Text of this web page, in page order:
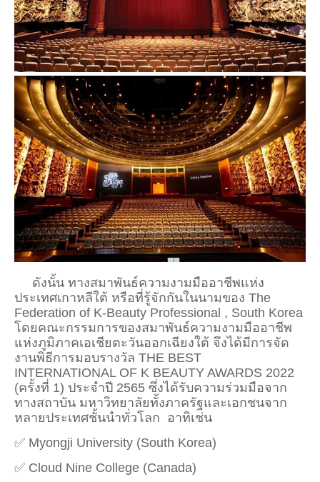
ดังนั้น ทางสมาพันธ์ความงามมืออาชีพแห่ง
ประเทศเกาหลีใต้ หรือที่รู้จักกันในนามของ The
Federation of K-Beauty Professional , South Korea
โดยคณะกรรมการของสมาพันธ์ความงามมืออาชีพ
แห่งภูมิภาคเอเชียตะวันออกเฉียงใต้ จึงได้มีการจัด
งานพิธีการมอบรางวัล THE BEST
INTERNATIONAL OF K BEAUTY AWARDS 2022
(ครั้งที่ 1) ประจำปี 2565 ซึ่งได้รับความร่วมมือจาก
ทางสถาบัน มหาวิทยาลัยทั้งภาครัฐและเอกชนจาก
หลายประเทศชั้นนำทั่วโลก อาทิเช่น
✅ Myongji University (South Korea)
✅ Cloud Nine College (Canada)